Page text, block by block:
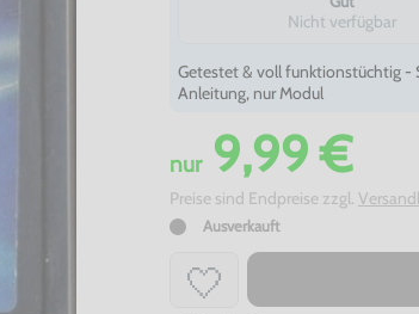
Nicht verfügbar
Getestet & voll funktionstüchtig -
Anleitung, nur Modul
nur9,99 €
Preise sind Endpreise zzgl.
Ausverkauft